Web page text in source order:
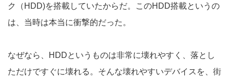
ク（HDD)を搭載していたからだ。このHDD搭載というの
は、当時は本当に衝撃的だった。
なぜなら、HDDというものは非常に壊れやすく、落とし
ただけですぐに壊れる。そんな壊れやすいデバイスを、街